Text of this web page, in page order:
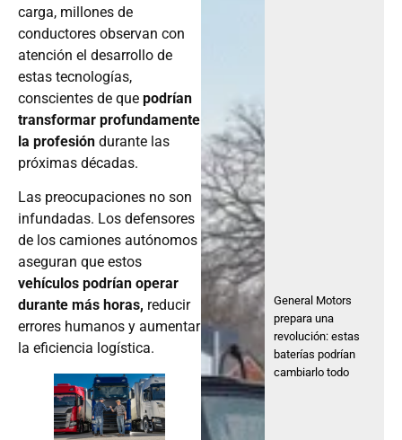
carga, millones de
conductores observan con
atención el desarrollo de
estas tecnologías,
conscientes de que podrían
transformar profundamente
la profesión durante las
próximas décadas.
Las preocupaciones no son
infundadas. Los defensores
de los camiones autónomos
aseguran que estos
vehículos podrían operar
durante más horas, reducir
errores humanos y aumentar
la eficiencia logística.
General Motors
prepara una
revolución: estas
baterías podrían
cambiarlo todo